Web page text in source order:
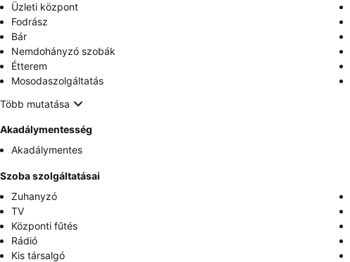
Üzleti központ
Fodrász
Bár
Nemdohányzó szobák
Étterem
Mosodaszolgáltatás
Több mutatása
Akadálymentesség
Akadálymentes
Szoba szolgáltatásai
Zuhanyzó
TV
Központi fűtés
Rádió
Kis társalgó